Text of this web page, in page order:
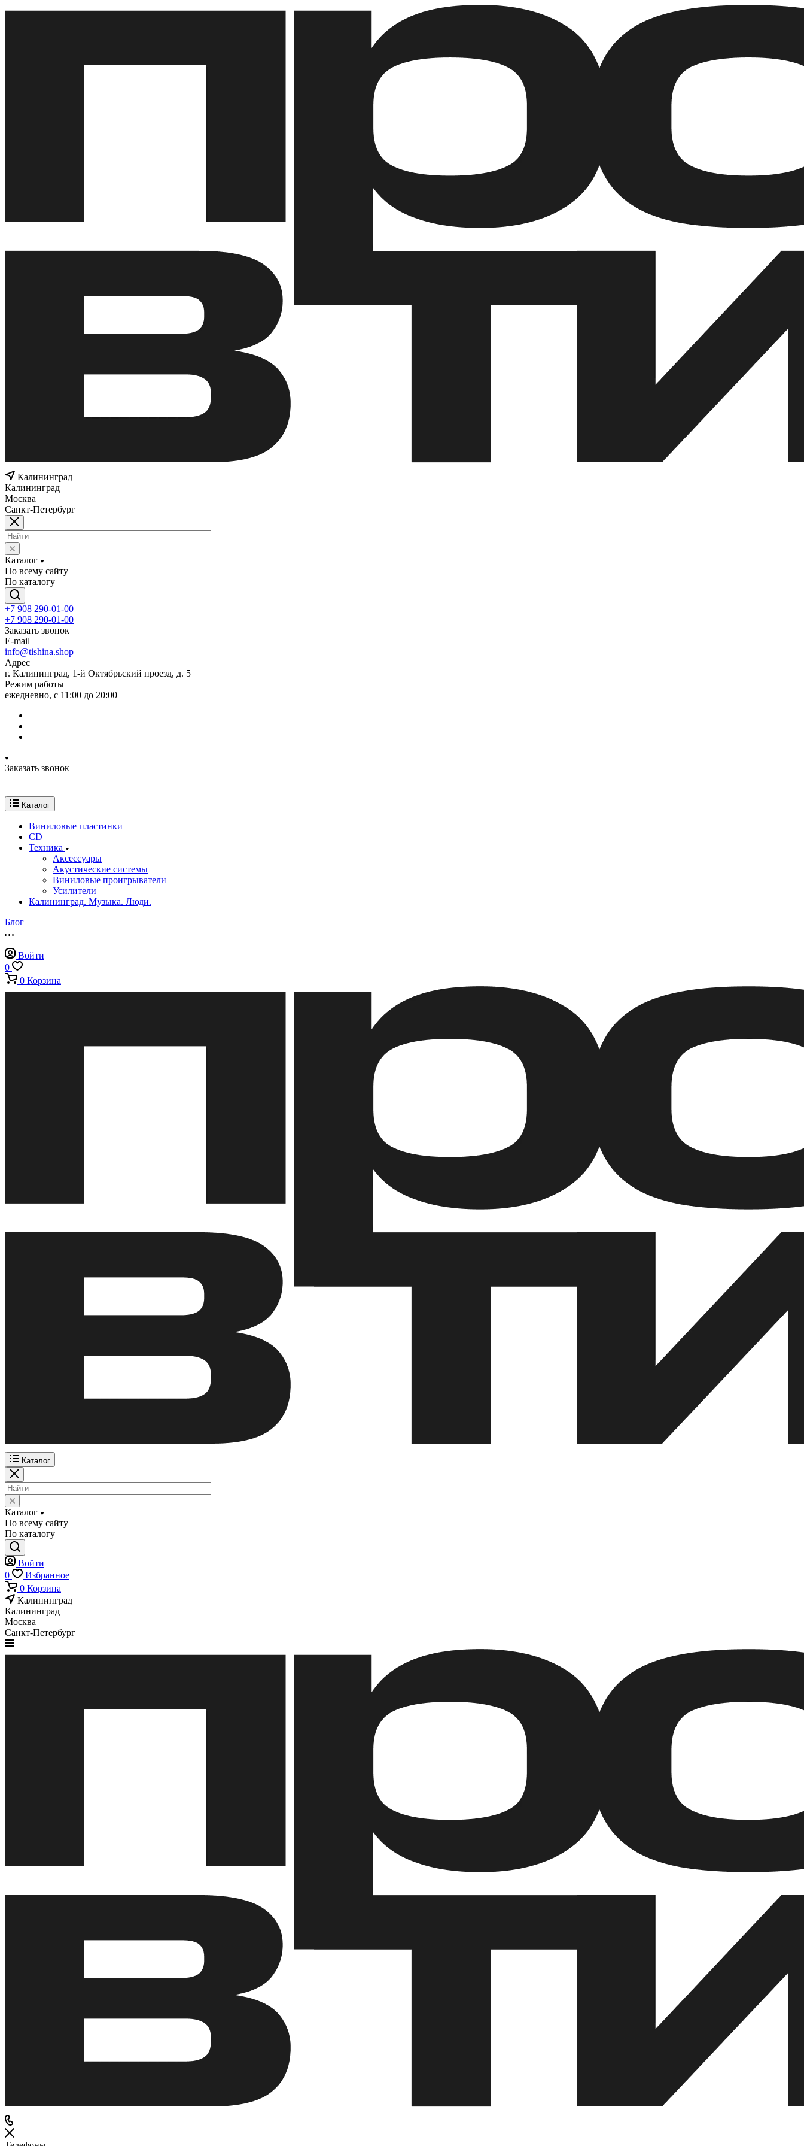
Калининград
Калининград
Москва
Санкт-Петербург
Каталог
По всему сайту
По каталогу
+7 908 290-01-00
+7 908 290-01-00
Заказать звонок
E-mail
info@tishina.shop
Адрес
г. Калининград, 1-й Октябрьский проезд, д. 5
Режим работы
ежедневно, с 11:00 до 20:00
Заказать звонок
Каталог
Виниловые пластинки
CD
Техника
Аксессуары
Акустические системы
Виниловые проигрыватели
Усилители
Калининград. Музыка. Люди.
Блог
Войти
0
0 Корзина
Каталог
Каталог
По всему сайту
По каталогу
Войти
0
Избранное
0 Корзина
Калининград
Калининград
Москва
Санкт-Петербург